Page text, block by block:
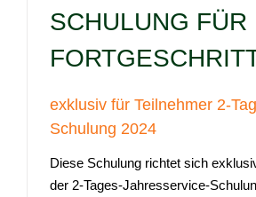
SCHULUNG FÜR
exklusiv für Teilnehmer 2-
Schulung 2024
Diese Schulung richtet sich
der 2-Tages-Jahresservice-